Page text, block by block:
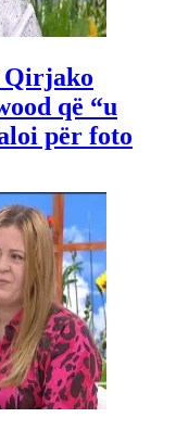
Qirjako
që “u
për foto